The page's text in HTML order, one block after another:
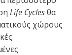
Life Cyclesθα
χώρους